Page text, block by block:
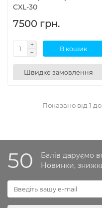
CXL-30
7500 грн.
В кошик
Швидке замовлення
Показано від 1 до
50
Балів даруємо
Новинки,